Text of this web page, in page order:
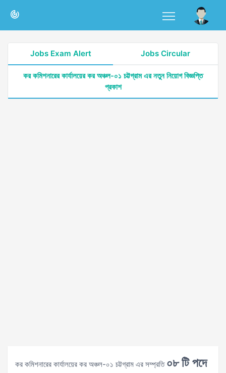
Jobs Exam Alert Jobs Circular
কর কমিশনারের কার্যালয়ের কর অঞ্চল-০১ চট্টগ্রাম এর নতুন নিয়োগ বিজ্ঞপ্তি
প্রকাশ
কর কমিশনারের কার্যালয়ের কর অঞ্চল-০১ চট্টগ্রাম এর সম্প্রতি ০৮ টি পদে